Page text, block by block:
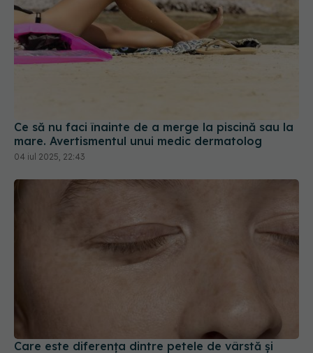
Ce să nu faci înainte de a merge la piscină sau la